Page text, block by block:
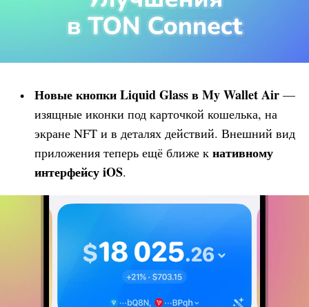
Новые кнопки Liquid Glass вMy WalletAir —
изящные иконки под карточкой кошелька, на
экране NFT и в деталях действий. Внешний вид
приложения теперь ещё ближе к нативному
интерфейсу iOS.